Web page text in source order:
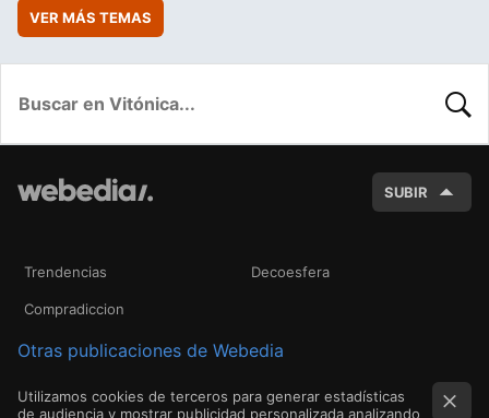
VER MÁS TEMAS
SUBIR
Trendencias Decoesfera
Compradiccion
Otras publicaciones de Webedia
Utilizamos cookies de terceros para generar estadísticas
de audiencia y mostrar publicidad personalizada analizando